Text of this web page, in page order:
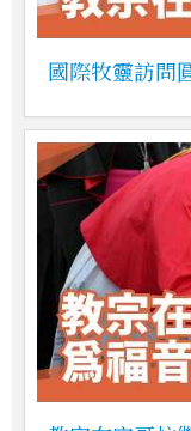
國際牧靈訪問